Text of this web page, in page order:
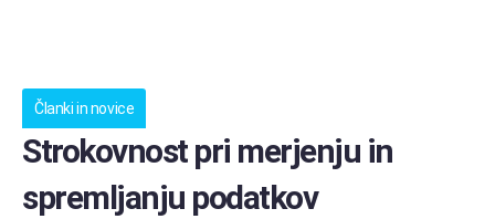
Članki in novice
Strokovnost pri merjenju in
spremljanju podatkov